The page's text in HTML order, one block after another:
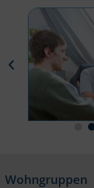
Wohngruppen